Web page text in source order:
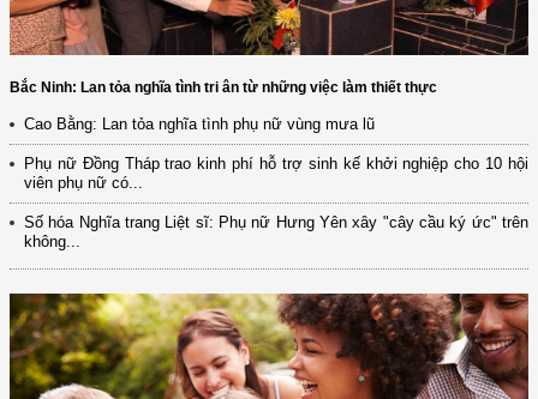
Bắc Ninh: Lan tỏa nghĩa tình tri ân từ những việc làm thiết thực
Cao Bằng: Lan tỏa nghĩa tình phụ nữ vùng mưa lũ
Phụ nữ Đồng Tháp trao kinh phí hỗ trợ sinh kế khởi nghiệp cho 10 hội
viên phụ nữ có...
Số hóa Nghĩa trang Liệt sĩ: Phụ nữ Hưng Yên xây "cây cầu ký ức" trên
không...